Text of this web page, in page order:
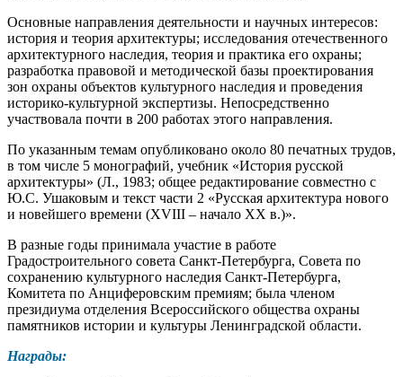
Основные направления деятельности и научных интересов:
история и теория архитектуры; исследования отечественного
архитектурного наследия, теория и практика его охраны;
разработка правовой и методической базы проектирования
зон охраны объектов культурного наследия и проведения
историко-культурной экспертизы. Непосредственно
участвовала почти в 200 работах этого направления.
По указанным темам опубликовано около 80 печатных трудов,
в том числе 5 монографий, учебник «История русской
архитектуры» (Л., 1983; общее редактирование совместно с
Ю.С. Ушаковым и текст части 2 «Русская архитектура нового
и новейшего времени (XVIII – начало ХХ в.)».
В разные годы принимала участие в работе
Градостроительного совета Санкт-Петербурга, Совета по
сохранению культурного наследия Санкт-Петербурга,
Комитета по Анциферовским премиям; была членом
президиума отделения Всероссийского общества охраны
памятников истории и культуры Ленинградской области.
Награды: